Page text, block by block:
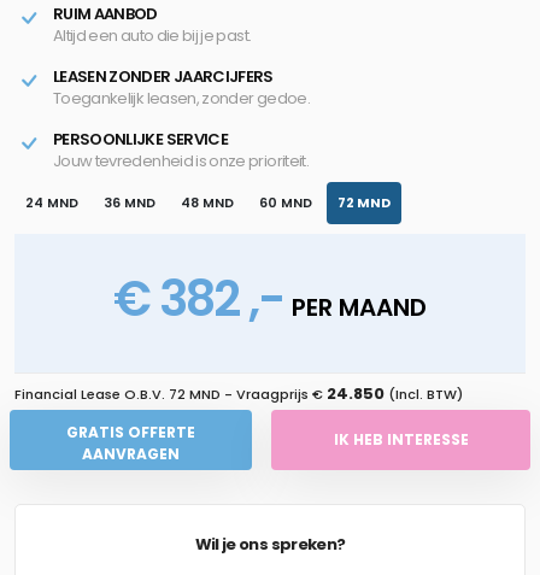
RUIM AANBOD
Altijd een auto die bij je past.
LEASEN ZONDER JAARCIJFERS
Toegankelijk leasen, zonder gedoe.
PERSOONLIJKE SERVICE
Jouw tevredenheid is onze prioriteit.
24 MND 36 MND 48 MND 60 MND 72 MND
€ 382 ,- PER MAAND
Financial Lease O.B.V. 72 MND - Vraagprijs € 24.850 (Incl. BTW)
GRATIS OFFERTE
AANVRAGEN
IK HEB INTERESSE
Wil je ons spreken?